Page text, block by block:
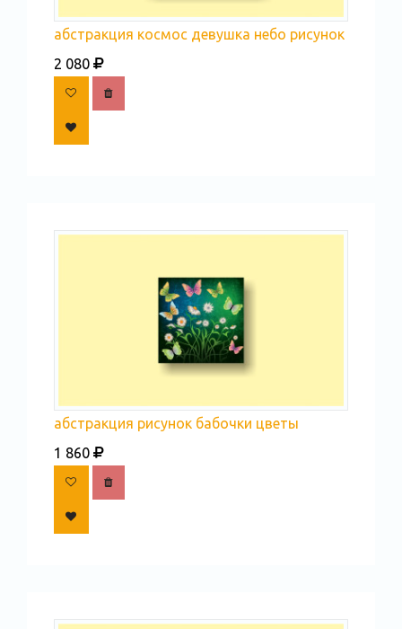
абстракция космос девушка небо рисунок
2 080
абстракция рисунок бабочки цветы
1 860